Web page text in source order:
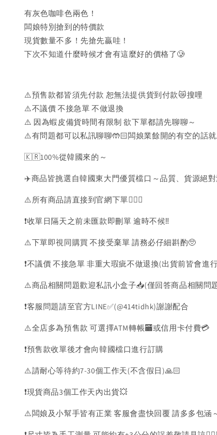
有灰色咖啡色兩色！
闆娘特別搶到的特價款
現貨數量不多！先搶先贏哇！
下次不知道什麼時候才會有這麼好的價格了🥲
⚠️預售款都皆須先付款 恕無法提供貨到付款😿搜哩
⚠️不議價 不接急單 不做退換
⚠️ 因為蝦皮備貨時間有限制 欲下單都請先聊聊～
⚠️有問題都可以私訊聊聊🤲🏻闆娘業餘開的有空的話
🇰🇷100%從韓國來的～
✈️商品皆挑選自韓國東大門優質檔口～品質、貨源絕
⚠️所有商品請直接到官網下單💁🏻‍♀️
❗️收單日隔天之前未匯款即刪單 逾時不候‼️
⚠️下單即視同購買 不接受棄單 請務必仔細斟酌🥺
❗️不議價 不接急單 非重大瑕疵不做退換(出貨前皆會進
⚠️商品相關問題歡迎私訊小盒子📥(僅回答商品相關問題
❗️客服問題請至官方LINE✅(@414tidhk)謝謝配合
⚠️全店多為預售款 可選擇ATM轉帳🏧或信用卡付費💳
❗️預售款收單後才會向韓國檔口進行訂購
⚠️請耐心等待約7-30個工作天(不含假日)🙏🏻
❗️現貨商品3個工作天內出貨💥
⚠️闆娘及小幫手皆有正業 客服會盡快回覆 請多多包涵